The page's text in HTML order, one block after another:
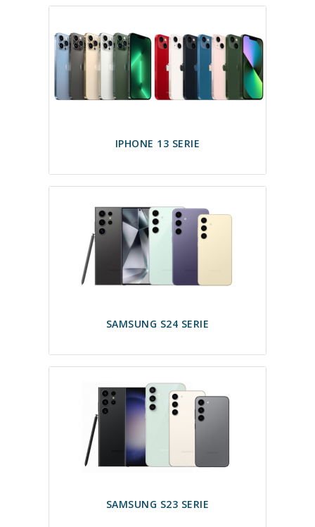
IPHONE 13 SERIE
SAMSUNG S24 SERIE
SAMSUNG S23 SERIE